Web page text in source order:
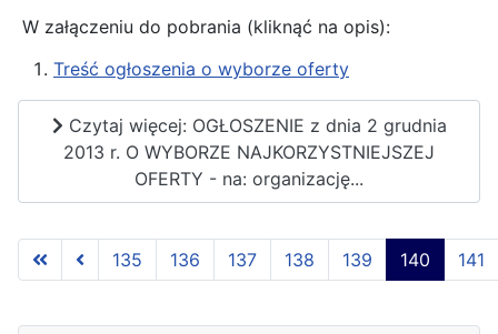
W załączeniu do pobrania (kliknąć na opis):
Treść ogłoszenia o wyborze oferty
Czytaj więcej: OGŁOSZENIE z dnia 2 grudnia
2013 r. O WYBORZE NAJKORZYSTNIEJSZEJ
OFERTY - na: organizację...
Strona 140 z 145
135 136 137 138 139 140 141